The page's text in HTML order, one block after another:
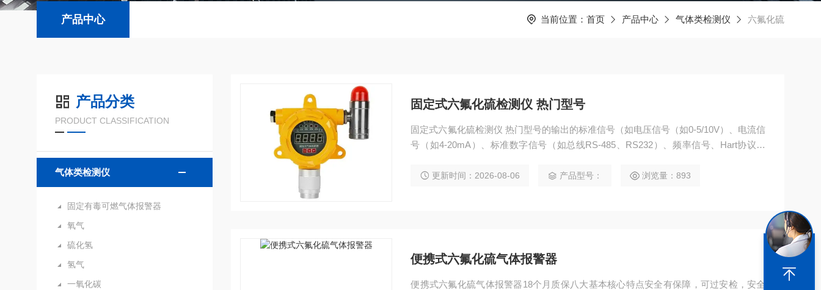
产品中心 当前位置： 首页 产品中心 气体类检测仪 六氟化硫
产品分类
PRODUCT CLASSIFICATION
气体类检测仪
固定有毒可燃气体报警器
氧气
硫化氢
氢气
一氧化碳
固定式六氟化硫检测仪 热门型号
固定式六氟化硫检测仪 热门型号的输出的标准信号（如电压信号（如0-5/10V）、电流信
号（如4-20mA）、标准数字信号（如总线RS-485、RS232）、频率信号、Hart协议信
更新时间：2026-08-06 产品型号： 浏览量：893
便携式六氟化硫气体报警器
便携式六氟化硫气体报警器18个月质保八大基本核心特点安全有保障，可过安检，安全